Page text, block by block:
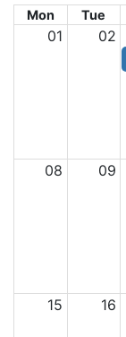
Mon Tue
01 02
08
09
15 16